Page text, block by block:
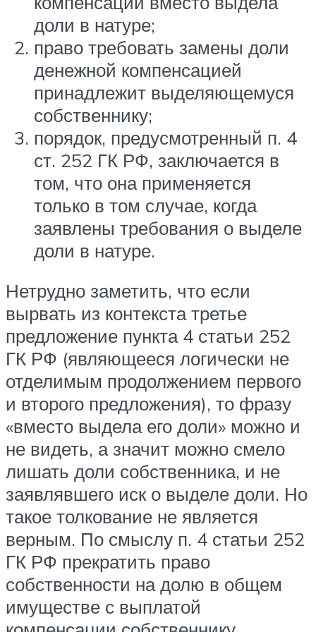
доли в натуре;
право требовать замены доли
денежной компенсацией
принадлежит выделяющемуся
собственнику;
порядок, предусмотренный п. 4
ст. 252 ГК РФ, заключается в
том, что она применяется
только в том случае, когда
заявлены требования о выделе
доли в натуре.
Нетрудно заметить, что если
вырвать из контекста третье
предложение пункта 4 статьи 252
ГК РФ (являющееся логически не
отделимым продолжением первого
и второго предложения), то фразу
«вместо выдела его доли» можно и
не видеть, а значит можно смело
лишать доли собственника, и не
заявлявшего иск о выделе доли. Но
такое толкование не является
верным. По смыслу п. 4 статьи 252
ГК РФ прекратить право
собственности на долю в общем
имуществе с выплатой